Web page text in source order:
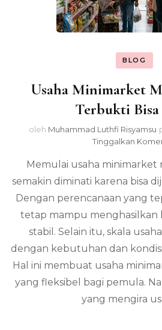
BLOG
Usaha Minimarket
Terbukti Bisa
oleh Muhammad Luthfi Risyamsu
Tinggalkan
Memulai usaha minimarket
semakin diminati karena bisa
Dengan perencanaan yang
tetap mampu
stabil. Selain itu, skala
dengan kebutuhan dan
Hal ini membuat usaha
yang fleksibel bagi pemula.
yang mengira